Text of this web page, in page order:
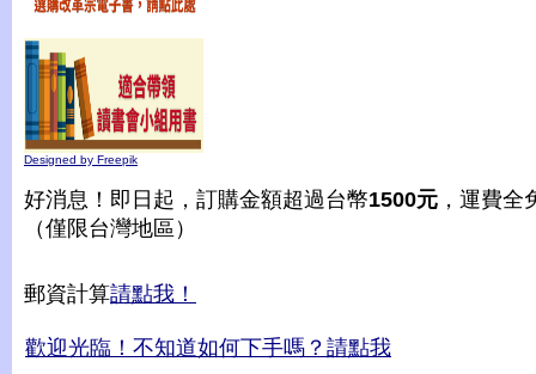
Designed by Freepik
好消息！即日起，訂購金額超過台幣1500元 ，運費全
（僅限台灣地區）
郵資計算請點我！
歡迎光臨！不知道如何下手嗎？請點我